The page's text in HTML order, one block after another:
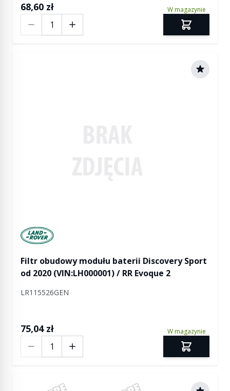
68,60 zł W magazynie
Manufactured by Land rover
Filtr obudowy modułu baterii Discovery Sport
od 2020 (VIN:LH000001) / RR Evoque 2
LR115526GEN
75,04 zł W magazynie